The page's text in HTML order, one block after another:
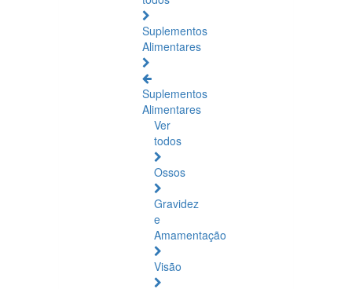
Suplementos
Alimentares
Suplementos
Alimentares
Ver
todos
Ossos
Gravidez
e
Amamentação
Visão